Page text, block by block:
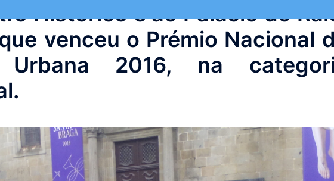
Histórico e ao Palácio do
venceu o Prémio Nacional
Urbana 2016, na